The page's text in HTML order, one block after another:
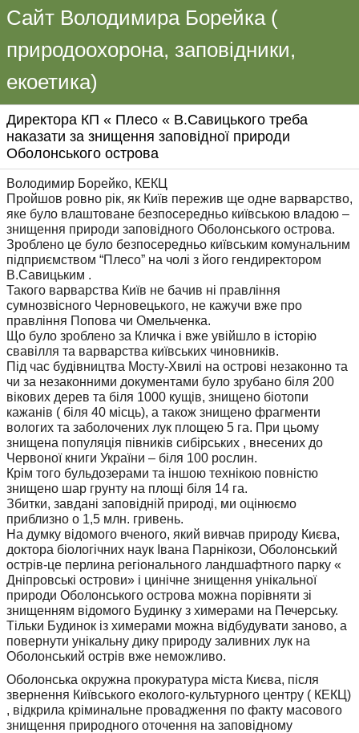
Сайт Володимира Борейка (
природоохорона, заповідники,
екоетика)
Директора КП « Плесо « В.Савицького треба
наказати за знищення заповідної природи
Оболонського острова
Володимир Борейко, КЕКЦ
Пройшов ровно рік, як Київ пережив ще одне варварство,
яке було влаштоване безпосередньо київською владою –
знищення природи заповідного Оболонського острова.
Зроблено це було безпосередньо київським комунальним
підприємством “Плесо” на чолі з його гендиректором
В.Савицьким .
Такого варварства Київ не бачив ні правління
сумнозвісного Черновецького, не кажучи вже про
правління Попова чи Омельченка.
Що було зроблено за Кличка і вже увійшло в історію
свавілля та варварства київських чиновників.
Під час будівництва Мосту-Хвилі на острові незаконно та
чи за незаконними документами було зрубано біля 200
вікових дерев та біля 1000 кущів, знищено біотопи
кажанів ( біля 40 місць), а також знищено фрагменти
вологих та заболочених лук площею 5 га. При цьому
знищена популяція півників сибірських , внесених до
Червоної книги України – біля 100 рослин.
Крім того бульдозерами та іншою технікою повністю
знищено шар грунту на площі біля 14 га.
Збитки, завдані заповідній природі, ми оцінюємо
приблизно о 1,5 млн. гривень.
На думку відомого вченого, який вивчав природу Києва,
доктора біологічних наук Івана Парнікози, Оболонський
острів-це перлина регіонального ландшафтного парку «
Дніпровські острови» і цинічне знищення унікальної
природи Оболонського острова можна порівняти зі
знищенням відомого Будинку з химерами на Печерську.
Тільки Будинок із химерами можна відбудувати заново, а
повернути унікальну дику природу заливних лук на
Оболонський острів вже неможливо.
Оболонська окружна прокуратура міста Києва, після
звернення Київського еколого-культурного центру ( КЕКЦ)
, відкрила кріминальне провадження по факту масового
знищення природного оточення на заповідному